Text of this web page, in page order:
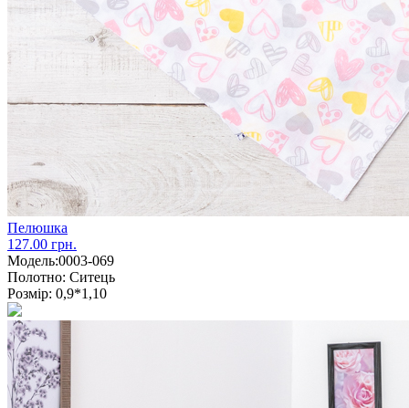
Пелюшка
127.00 грн.
Модель:0003-069
Полотно: Ситець
Розмір: 0,9*1,10